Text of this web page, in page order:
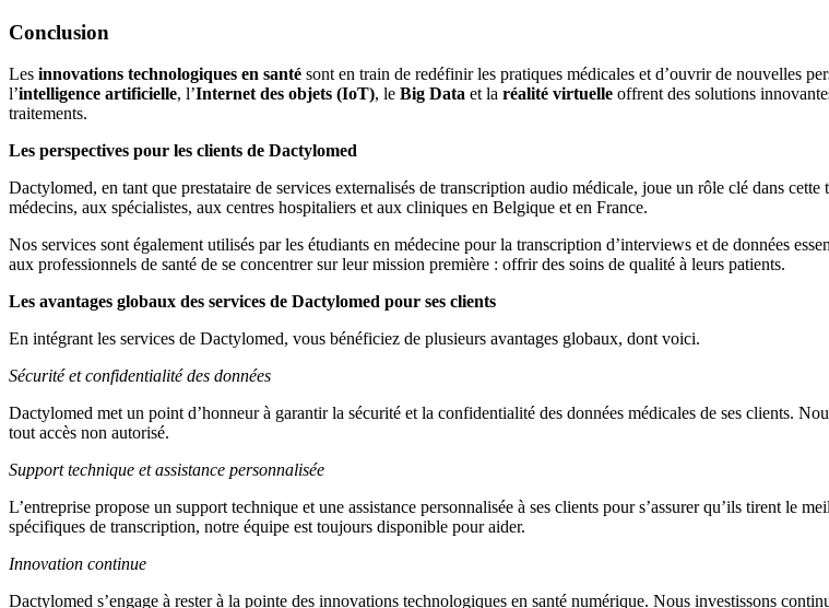
Conclusion
Les innovations technologiques en santé sont en train de redéfinir les pratiques médicales et d’ouvrir de nouvelles
l’intelligence artificielle, l’Internet des objets (IoT), le Big Data et la réalité virtuelle offrent des solutions
traitements.
Les perspectives pour les clients de Dactylomed
Dactylomed, en tant que prestataire de services externalisés de transcription audio médicale, joue un rôle clé dans
médecins, aux spécialistes, aux centres hospitaliers et aux cliniques en Belgique et en France.
Nos services sont également utilisés par les étudiants en médecine pour la transcription d’interviews et de données
aux professionnels de santé de se concentrer sur leur mission première : offrir des soins de qualité à leurs patients.
Les avantages globaux des services de Dactylomed pour ses clients
En intégrant les services de Dactylomed, vous bénéficiez de plusieurs avantages globaux, dont voici.
Sécurité et confidentialité des données
Dactylomed met un point d’honneur à garantir la sécurité et la confidentialité des données médicales de ses clients.
tout accès non autorisé.
Support technique et assistance personnalisée
L’entreprise propose un support technique et une assistance personnalisée à ses clients pour s’assurer qu’ils tirent le
spécifiques de transcription, notre équipe est toujours disponible pour aider.
Innovation continue
Dactylomed s’engage à rester à la pointe des innovations technologiques en santé numérique. Nous investissons